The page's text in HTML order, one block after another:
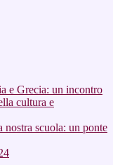
e Grecia: un incontro
cultura e
scuola: un ponte